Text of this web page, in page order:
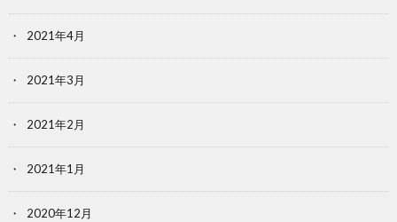
2021年4月
2021年3月
2021年2月
2021年1月
2020年12月